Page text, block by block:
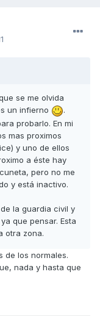
se me olvida
un infierno
.
probarlo. En mi
mas proximos
y uno de ellos
a éste hay
pero no me
y está inactivo.
la guardia civil y
que pensar. Esta
otra zona.
de los normales.
nada y hasta que